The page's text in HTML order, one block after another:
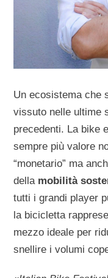
Un ecosistema che
vissuto nelle ultime
precedenti. La bike
sempre più valore
“monetario” ma
della mobilità
tutti i grandi player
la bicicletta
mezzo ideale per
snellire i volumi